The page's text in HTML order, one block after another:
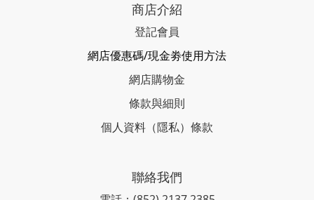
商店介紹
登記會員
網店優惠碼/現金劵使用方法
網店購物金
條款與細則
個人資料（隱私）條款
聯絡我們